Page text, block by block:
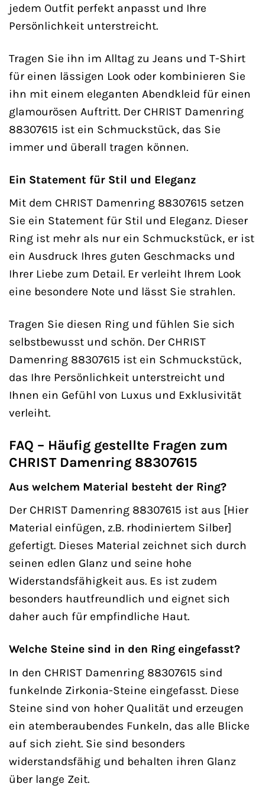
jedem Outfit perfekt anpasst und Ihre
Persönlichkeit unterstreicht.
Tragen Sie ihn im Alltag zu Jeans und T-Shirt
für einen lässigen Look oder kombinieren Sie
ihn mit einem eleganten Abendkleid für einen
glamourösen Auftritt. Der CHRIST Damenring
88307615 ist ein Schmuckstück, das Sie
immer und überall tragen können.
Ein Statement für Stil und Eleganz
Mit dem CHRIST Damenring 88307615 setzen
Sie ein Statement für Stil und Eleganz. Dieser
Ring ist mehr als nur ein Schmuckstück, er ist
ein Ausdruck Ihres guten Geschmacks und
Ihrer Liebe zum Detail. Er verleiht Ihrem Look
eine besondere Note und lässt Sie strahlen.
Tragen Sie diesen Ring und fühlen Sie sich
selbstbewusst und schön. Der CHRIST
Damenring 88307615 ist ein Schmuckstück,
das Ihre Persönlichkeit unterstreicht und
Ihnen ein Gefühl von Luxus und Exklusivität
verleiht.
FAQ – Häufig gestellte Fragen zum
CHRIST Damenring 88307615
Aus welchem Material besteht der Ring?
Der CHRIST Damenring 88307615 ist aus [Hier
Material einfügen, z.B. rhodiniertem Silber]
gefertigt. Dieses Material zeichnet sich durch
seinen edlen Glanz und seine hohe
Widerstandsfähigkeit aus. Es ist zudem
besonders hautfreundlich und eignet sich
daher auch für empfindliche Haut.
Welche Steine sind in den Ring eingefasst?
In den CHRIST Damenring 88307615 sind
funkelnde Zirkonia-Steine eingefasst. Diese
Steine sind von hoher Qualität und erzeugen
ein atemberaubendes Funkeln, das alle Blicke
auf sich zieht. Sie sind besonders
widerstandsfähig und behalten ihren Glanz
über lange Zeit.